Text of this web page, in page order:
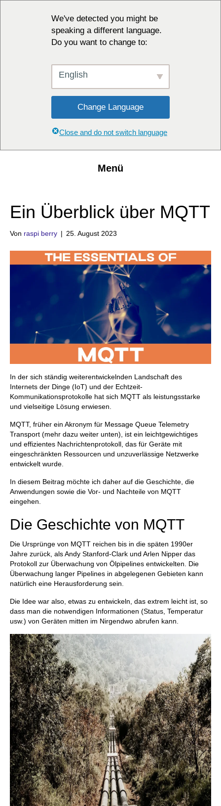
We've detected you might be
speaking a different language.
Do you want to change to:
English
Change Language
Close and do not switch language
Menü
Ein Überblick über MQTT
Von raspi berry | 25. August 2023
In der sich ständig weiterentwickelnden Landschaft des
Internets der Dinge (IoT) und der Echtzeit-
Kommunikationsprotokolle hat sich MQTT als leistungsstarke
und vielseitige Lösung erwiesen.
MQTT, früher ein Akronym für Message Queue Telemetry
Transport (mehr dazu weiter unten), ist ein leichtgewichtiges
und effizientes Nachrichtenprotokoll, das für Geräte mit
eingeschränkten Ressourcen und unzuverlässige Netzwerke
entwickelt wurde.
In diesem Beitrag möchte ich daher auf die Geschichte, die
Anwendungen sowie die Vor- und Nachteile von MQTT
eingehen.
Die Geschichte von MQTT
Die Ursprünge von MQTT reichen bis in die späten 1990er
Jahre zurück, als Andy Stanford-Clark und Arlen Nipper das
Protokoll zur Überwachung von Ölpipelines entwickelten. Die
Überwachung langer Pipelines in abgelegenen Gebieten kann
natürlich eine Herausforderung sein.
Die Idee war also, etwas zu entwickeln, das extrem leicht ist, so
dass man die notwendigen Informationen (Status, Temperatur
usw.) von Geräten mitten im Nirgendwo abrufen kann.